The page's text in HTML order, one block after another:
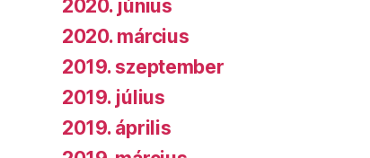
2020. június
2020. március
2019. szeptember
2019. július
2019. április